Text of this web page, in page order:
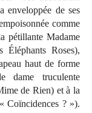
enveloppée de ses
comme
pétillante Madame
Roses),
haut de forme
dame truculente
de Rien) et à la
Coïncidences ? »).